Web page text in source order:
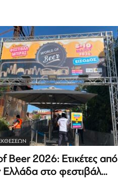
Beer 2026: Ετικέτες από
Ελλάδα στο φεστιβάλ...